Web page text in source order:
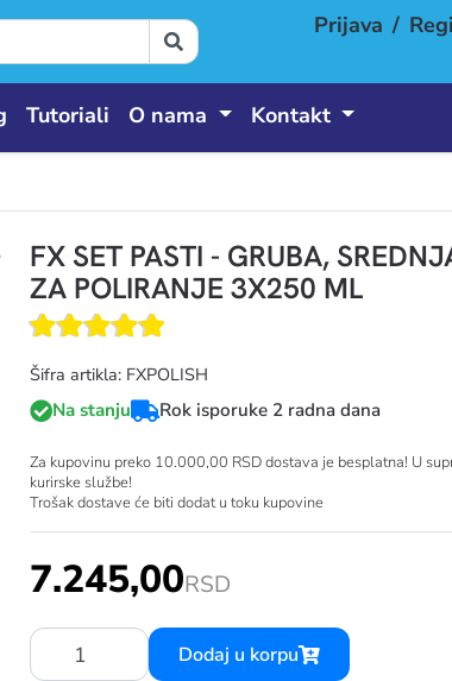
Prijava /
Tutoriali O nama Kontakt
FX SET PASTI - GRUBA,
ZA POLIRANJE 3X250 ML
Šifra artikla: FXPOLISH
Na stanju
Rok isporuke 2 radna dana
Za kupovinu preko 10.000,00 RSD dostava je besplatna! U
kurirske službe!
Trošak dostave će biti dodat u toku kupovine
7.245,00RSD
Količina: Dodaj u korpu
PASTA ZA POLIRANJE 3X250 ML